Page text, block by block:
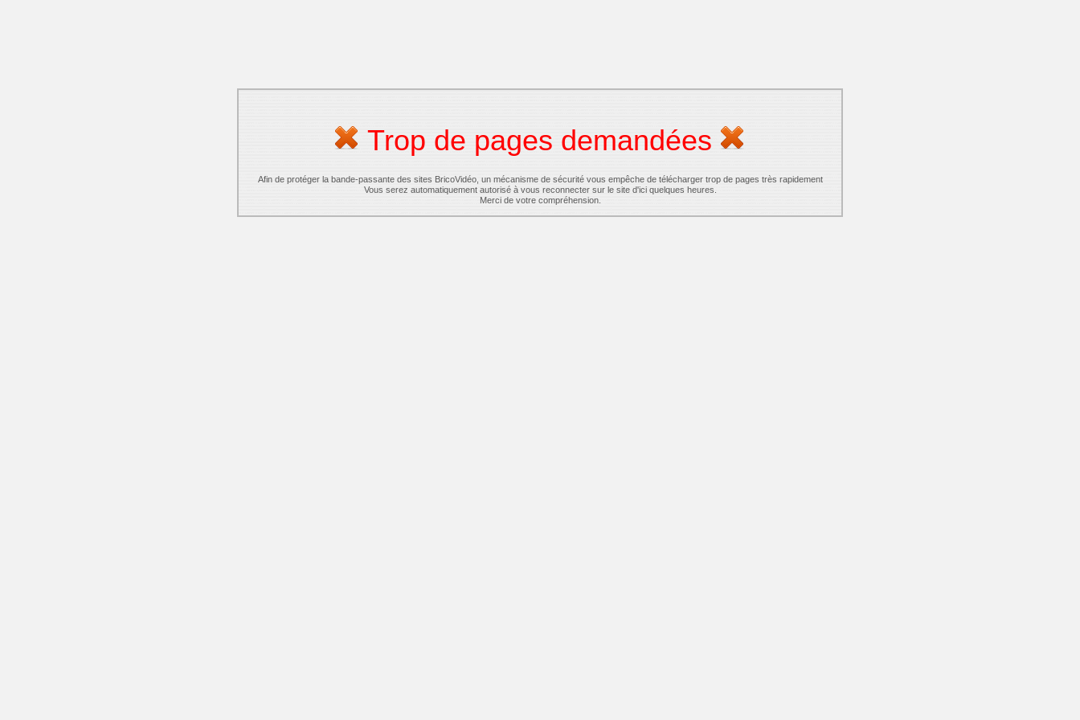
Trop de pages demandées
Afin de protéger la bande-passante des sites BricoVidéo, un mécanisme de sécurité vous empêche de télécharger trop de pages très rapidement
Vous serez automatiquement autorisé à vous reconnecter sur le site d'ici quelques heures.
Merci de votre compréhension.